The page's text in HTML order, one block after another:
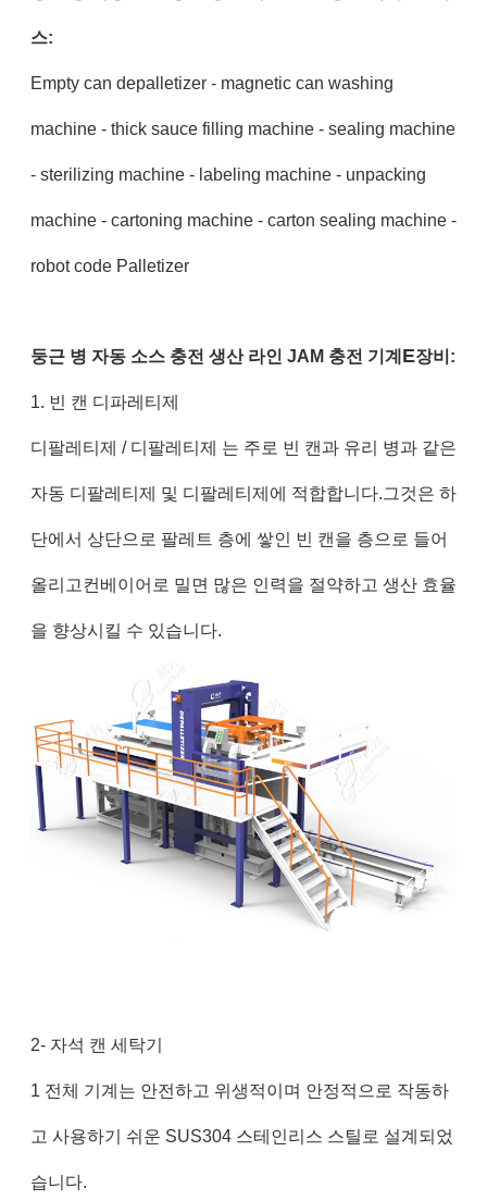
스:
Empty can depalletizer - magnetic can washing
machine - thick sauce filling machine - sealing machine
- sterilizing machine - labeling machine - unpacking
machine - cartoning machine - carton sealing machine -
robot code Palletizer
둥근 병 자동 소스 충전 생산 라인 JAM 충전 기계 E장비:
1. 빈 캔 디파레티제
디팔레티제 / 디팔레티제 는 주로 빈 캔과 유리 병과 같은
자동 디팔레티제 및 디팔레티제에 적합합니다.그것은 하
단에서 상단으로 팔레트 층에 쌓인 빈 캔을 층으로 들어
올리고컨베이어로 밀면 많은 인력을 절약하고 생산 효율
을 향상시킬 수 있습니다.
2- 자석 캔 세탁기
1 전체 기계는 안전하고 위생적이며 안정적으로 작동하
고 사용하기 쉬운 SUS304 스테인리스 스틸로 설계되었
습니다.